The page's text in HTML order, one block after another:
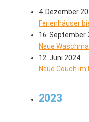
4. Dezember
Ferienhäuser
16. September
Neue
12. Juni 2024
Neue Couch im
2023